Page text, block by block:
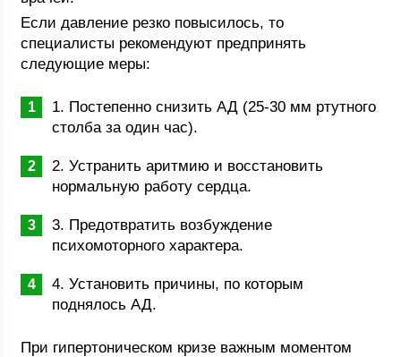
Если давление резко повысилось, то
специалисты рекомендуют предпринять
следующие меры:
1. Постепенно снизить АД (25-30 мм ртутного
столба за один час).
2. Устранить аритмию и восстановить
нормальную работу сердца.
3. Предотвратить возбуждение
психомоторного характера.
4. Установить причины, по которым
поднялось АД.
При гипертоническом кризе важным моментом